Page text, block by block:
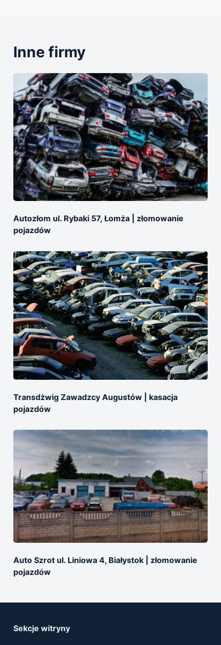
Inne firmy
Autozłom ul. Rybaki 57, Łomża | złomowanie
pojazdów
Transdżwig Zawadzcy Augustów | kasacja
pojazdów
Auto Szrot ul. Liniowa 4, Białystok | złomowanie
pojazdów
Sekcje witryny